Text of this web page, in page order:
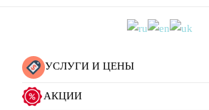
УСЛУГИ И ЦЕНЫ
АКЦИИ